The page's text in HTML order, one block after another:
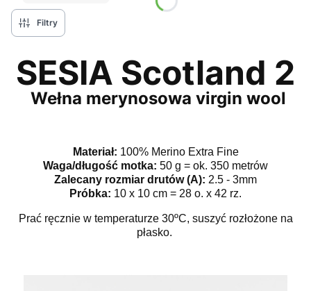
Filtry
SESIA Scotland 2
Wełna merynosowa virgin wool
Materiał: 100% Merino Extra Fine
Waga/długość motka: 50 g = ok. 350 metrów
Zalecany rozmiar drutów (A): 2.5 - 3mm
Próbka: 10 x 10 cm = 28 o. x 42 rz.
Prać ręcznie w temperaturze 30ºC, suszyć rozłożone na
płasko.